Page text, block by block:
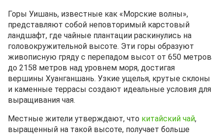
Горы Уишань, известные как «Морские волны»,
представляют собой неповторимый карстовый
ландшафт, где чайные плантации раскинулись на
головокружительной высоте. Эти горы образуют
живописную гряду с перепадом высот от 650 метров
до 2158 метров над уровнем моря, достигая
вершины Хуанганшань. Узкие ущелья, крутые склоны
и каменные террасы создают идеальные условия для
выращивания чая.
Местные жители утверждают, что китайский чай,
выращенный на такой высоте, получает больше